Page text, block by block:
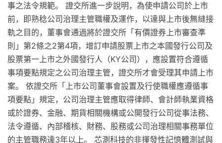
事之法令規範。 證交所進一步說明，為使申請公司於上市
前，即熟稔公司治理主管職權及運作，以達與上市後無縫接
軌之目的，董事會通過將於證交所「有價證券上市審查準
則」第2條之2第4項，增訂申請股票上市之本國發行公司及
股票第一上市之外國發行人（KY公司），應設置符合遵循
事項要點規定之公司治理主管，證交所才會受理其申請上市
案。 依證交所「上市公司董事會設置及行使職權應遵循事
項要點」規定，公司治理主管應取得律師、會計師執業資格
或於證券、金融、期貨相關機構或公開發行公司從事法務、
法令遵循、內部稽核、財務、股務或公司治理相關事務單位
的主管職務達3年以上。 芯測科技的非揮發性記憶體測試與